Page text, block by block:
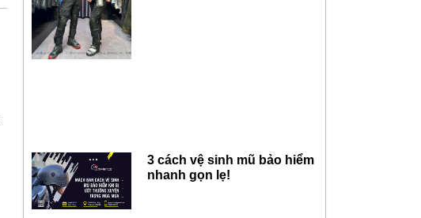
3 cách vệ sinh mũ bảo hiểm
nhanh gọn lẹ!